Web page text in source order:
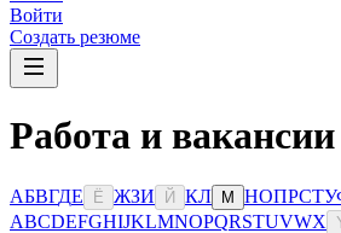
Войти
Создать резюме
Работа и
АБВГДЕ Ё ЖЗИ Й КЛ М НОПРСТУ
ABCDEFGHIJKLMNOPQRSTUVWX